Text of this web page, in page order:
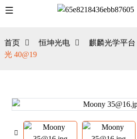
首页 恒坤光电 麒麟光学平台
光 40@19